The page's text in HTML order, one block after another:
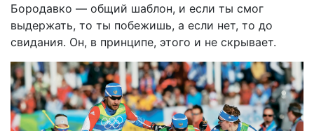
Бородавко — общий шаблон, и если ты смог
выдержать, то ты побежишь, а если нет, то до
свидания. Он, в принципе, этого и не скрывает.